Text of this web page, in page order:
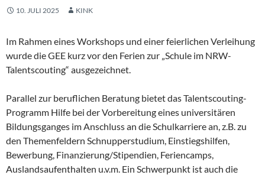
10. JULI 2025 KINK
Im Rahmen eines Workshops und einer feierlichen Verleihung
wurde die GEE kurz vor den Ferien zur „Schule im NRW-
Talentscouting“ ausgezeichnet.
Parallel zur beruflichen Beratung bietet das Talentscouting-
Programm Hilfe bei der Vorbereitung eines universitären
Bildungsganges im Anschluss an die Schulkarriere an, z.B. zu
den Themenfeldern Schnupperstudium, Einstiegshilfen,
Bewerbung, Finanzierung/Stipendien, Feriencamps,
Auslandsaufenthalten u.v.m. Ein Schwerpunkt ist auch die